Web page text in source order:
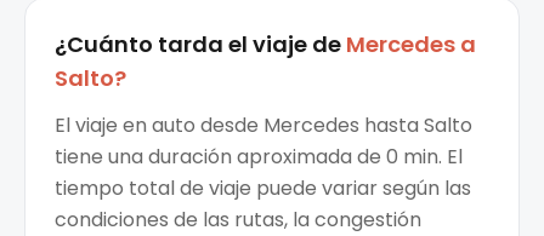
¿Cuánto tarda el viaje de Mercedes a
Salto?
El viaje en auto desde Mercedes hasta Salto
tiene una duración aproximada de 0 min. El
tiempo total de viaje puede variar según las
condiciones de las rutas, la congestión